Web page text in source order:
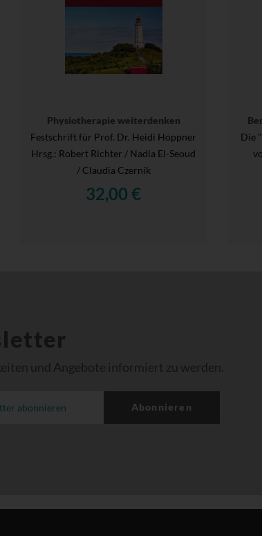
Physiotherapie weiterdenken
Festschrift für Prof. Dr. Heidi Höppner
Hrsg.: Robert Richter / Nadia El-Seoud
/ Claudia Czernik
32,00 €
Die
und Angebote informiert zu werden.
Abonnieren